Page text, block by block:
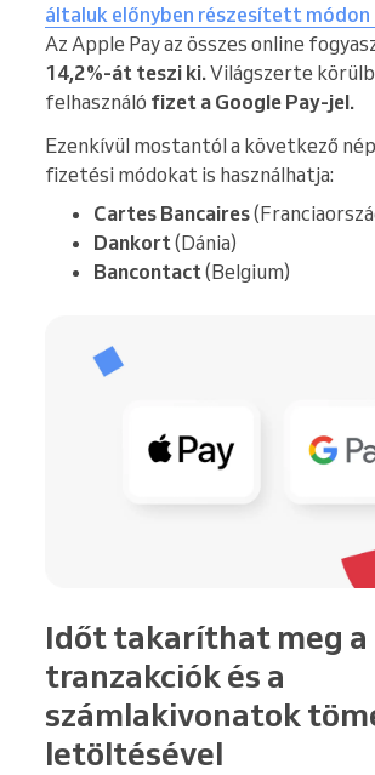
általuk előnyben részesített módon
Az Apple Pay az összes online
14,2%-át teszi ki.Világszerte
felhasználó fizet a Google Pay-jel.
Ezenkívül mostantól a következő
fizetési módokat is használhatja:
Cartes Bancaires
Dankort(Dánia)
Bancontact(Belgium)
Időt takaríthat meg a
tranzakciók és a
számlakivonatok
letöltésével